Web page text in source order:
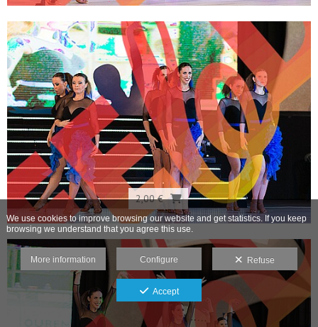
2,00 €
We use cookies to improve browsing our website and get statistics. If you keep
browsing we understand that you agree this use.
More information Configure Refuse
Accept